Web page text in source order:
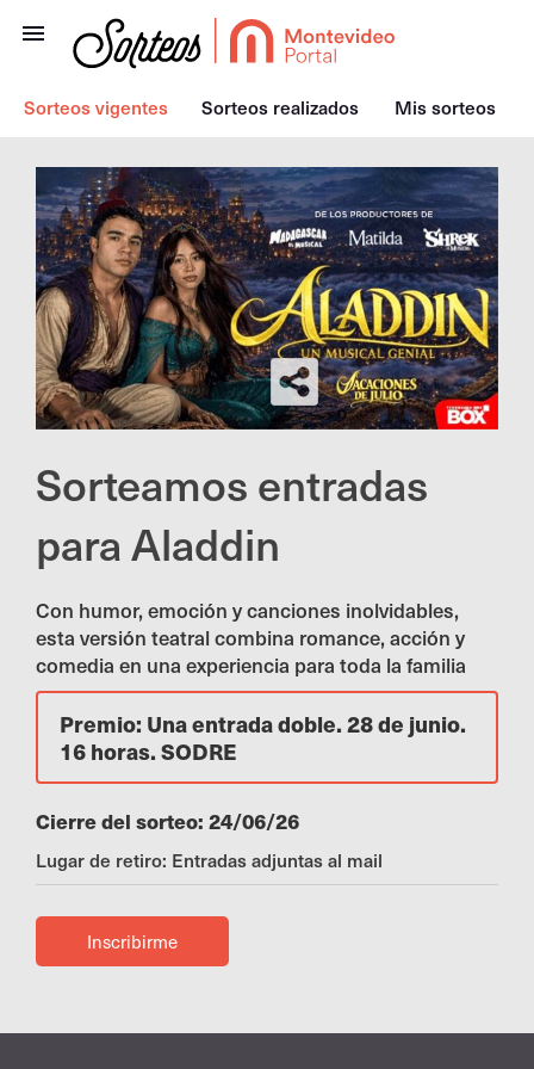
Sorteos vigentes Sorteos realizados Mis sorteos
Sorteamos entradas
para Aladdin
Con humor, emoción y canciones inolvidables,
esta versión teatral combina romance, acción y
comedia en una experiencia para toda la familia
Premio: Una entrada doble. 28 de junio.
16 horas. SODRE
Cierre del sorteo: 24/06/26
Lugar de retiro: Entradas adjuntas al mail
Inscribirme